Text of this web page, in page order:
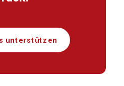
unterstützen